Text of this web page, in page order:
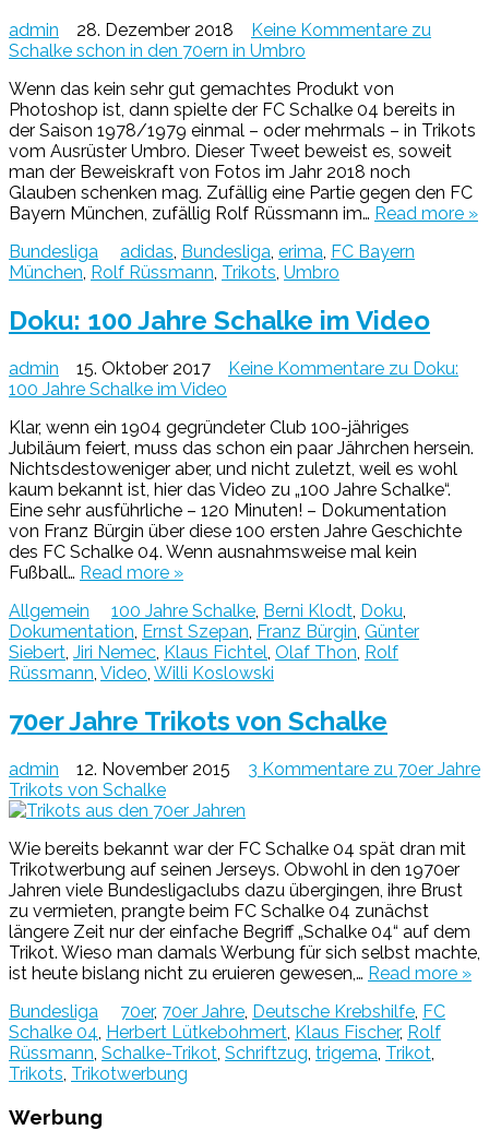
admin 28. Dezember 2018 Keine Kommentare zu
Schalke schon in den 70ern in Umbro
Wenn das kein sehr gut gemachtes Produkt von
Photoshop ist, dann spielte der FC Schalke 04 bereits in
der Saison 1978/1979 einmal – oder mehrmals – in Trikots
vom Ausrüster Umbro. Dieser Tweet beweist es, soweit
man der Beweiskraft von Fotos im Jahr 2018 noch
Glauben schenken mag. Zufällig eine Partie gegen den FC
Bayern München, zufällig Rolf Rüssmann im… Read more »
Bundesliga
adidas, Bundesliga, erima, FC Bayern
München, Rolf Rüssmann, Trikots, Umbro
Doku: 100 Jahre Schalke im Video
admin 15. Oktober 2017 Keine Kommentare zu Doku:
100 Jahre Schalke im Video
Klar, wenn ein 1904 gegründeter Club 100-jähriges
Jubiläum feiert, muss das schon ein paar Jährchen hersein.
Nichtsdestoweniger aber, und nicht zuletzt, weil es wohl
kaum bekannt ist, hier das Video zu „100 Jahre Schalke“.
Eine sehr ausführliche – 120 Minuten! – Dokumentation
von Franz Bürgin über diese 100 ersten Jahre Geschichte
des FC Schalke 04. Wenn ausnahmsweise mal kein
Fußball… Read more »
Allgemein
100 Jahre Schalke, Berni Klodt, Doku,
Dokumentation, Ernst Szepan, Franz Bürgin, Günter
Siebert, Jiri Nemec, Klaus Fichtel, Olaf Thon, Rolf
Rüssmann, Video, Willi Koslowski
70er Jahre Trikots von Schalke
admin 12. November 2015 3 Kommentare zu 70er Jahre
Trikots von Schalke
Wie bereits bekannt war der FC Schalke 04 spät dran mit
Trikotwerbung auf seinen Jerseys. Obwohl in den 1970er
Jahren viele Bundesligaclubs dazu übergingen, ihre Brust
zu vermieten, prangte beim FC Schalke 04 zunächst
längere Zeit nur der einfache Begriff „Schalke 04“ auf dem
Trikot. Wieso man damals Werbung für sich selbst machte,
ist heute bislang nicht zu eruieren gewesen,… Read more »
Bundesliga
70er, 70er Jahre, Deutsche Krebshilfe, FC
Schalke 04, Herbert Lütkebohmert, Klaus Fischer, Rolf
Rüssmann, Schalke-Trikot, Schriftzug, trigema, Trikot,
Trikots, Trikotwerbung
Werbung